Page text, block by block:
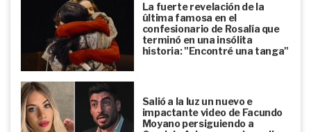
La fuerte revelación de la
última famosa en el
confesionario de Rosalía que
terminó en una insólita
historia: "Encontré una tanga"
Salió a la luz un nuevo e
impactante video de Facundo
Moyano persiguiendo a